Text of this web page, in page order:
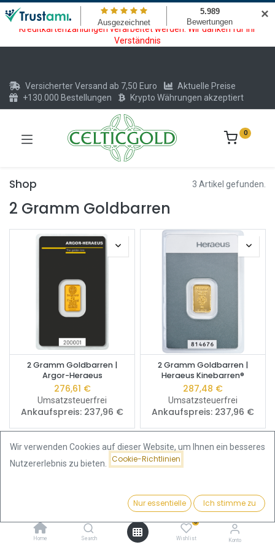
Wartungsarbeiten am Kreditkarten und Krypto Bezahlmodul. In der
Zeit vom 20.07. - 09.08.2026 können keine Krypto oder
Kreditkartenzahlungen verarbeitet werden. Wir danken für Ihr
Verständnis
Beliebteste
Home Search
0
Wishlist Konto
Versicherter Versand ab 7,50 Euro
Aktuelle Preise
+130.000 Bestellungen
Krypto Währungen akzeptiert
0
Shop 3 Artikel gefunden.
2 Gramm Goldbarren
2 Gramm Goldbarren |
Argor-Heraeus
276,61 €
Umsatzsteuerfrei
Ankaufspreis: 237,96 €
2 Gramm Goldbarren |
Heraeus Kinebarren®
287,48 €
Umsatzsteuerfrei
Ankaufspreis: 237,96 €
Geschenkidee
Wir verwenden Cookies auf dieser Website, um Ihnen ein besseres
Nutzererlebnis zu bieten.
Cookie-Richtlinien
Nur essentielle Ich stimme zu
✕